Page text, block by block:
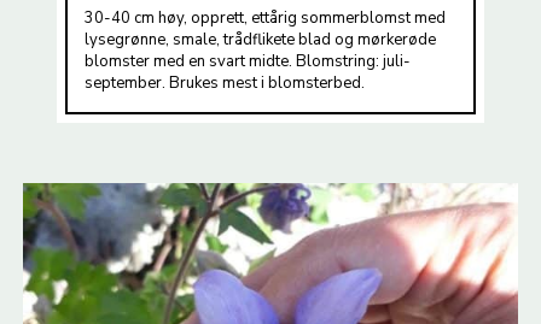
30-40 cm høy, opprett, ettårig sommerblomst med
lysegrønne, smale, trådflikete blad og mørkerøde
blomster med en svart midte. Blomstring: juli-
september. Brukes mest i blomsterbed.